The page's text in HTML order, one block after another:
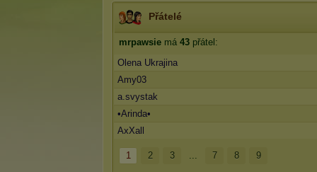
Přátelé
mrpawsie má 43 přátel:
Olena Ukrajina
Amy03
a.svystak
•Arinda•
AxXall
1 2 3 ... 7 8 9